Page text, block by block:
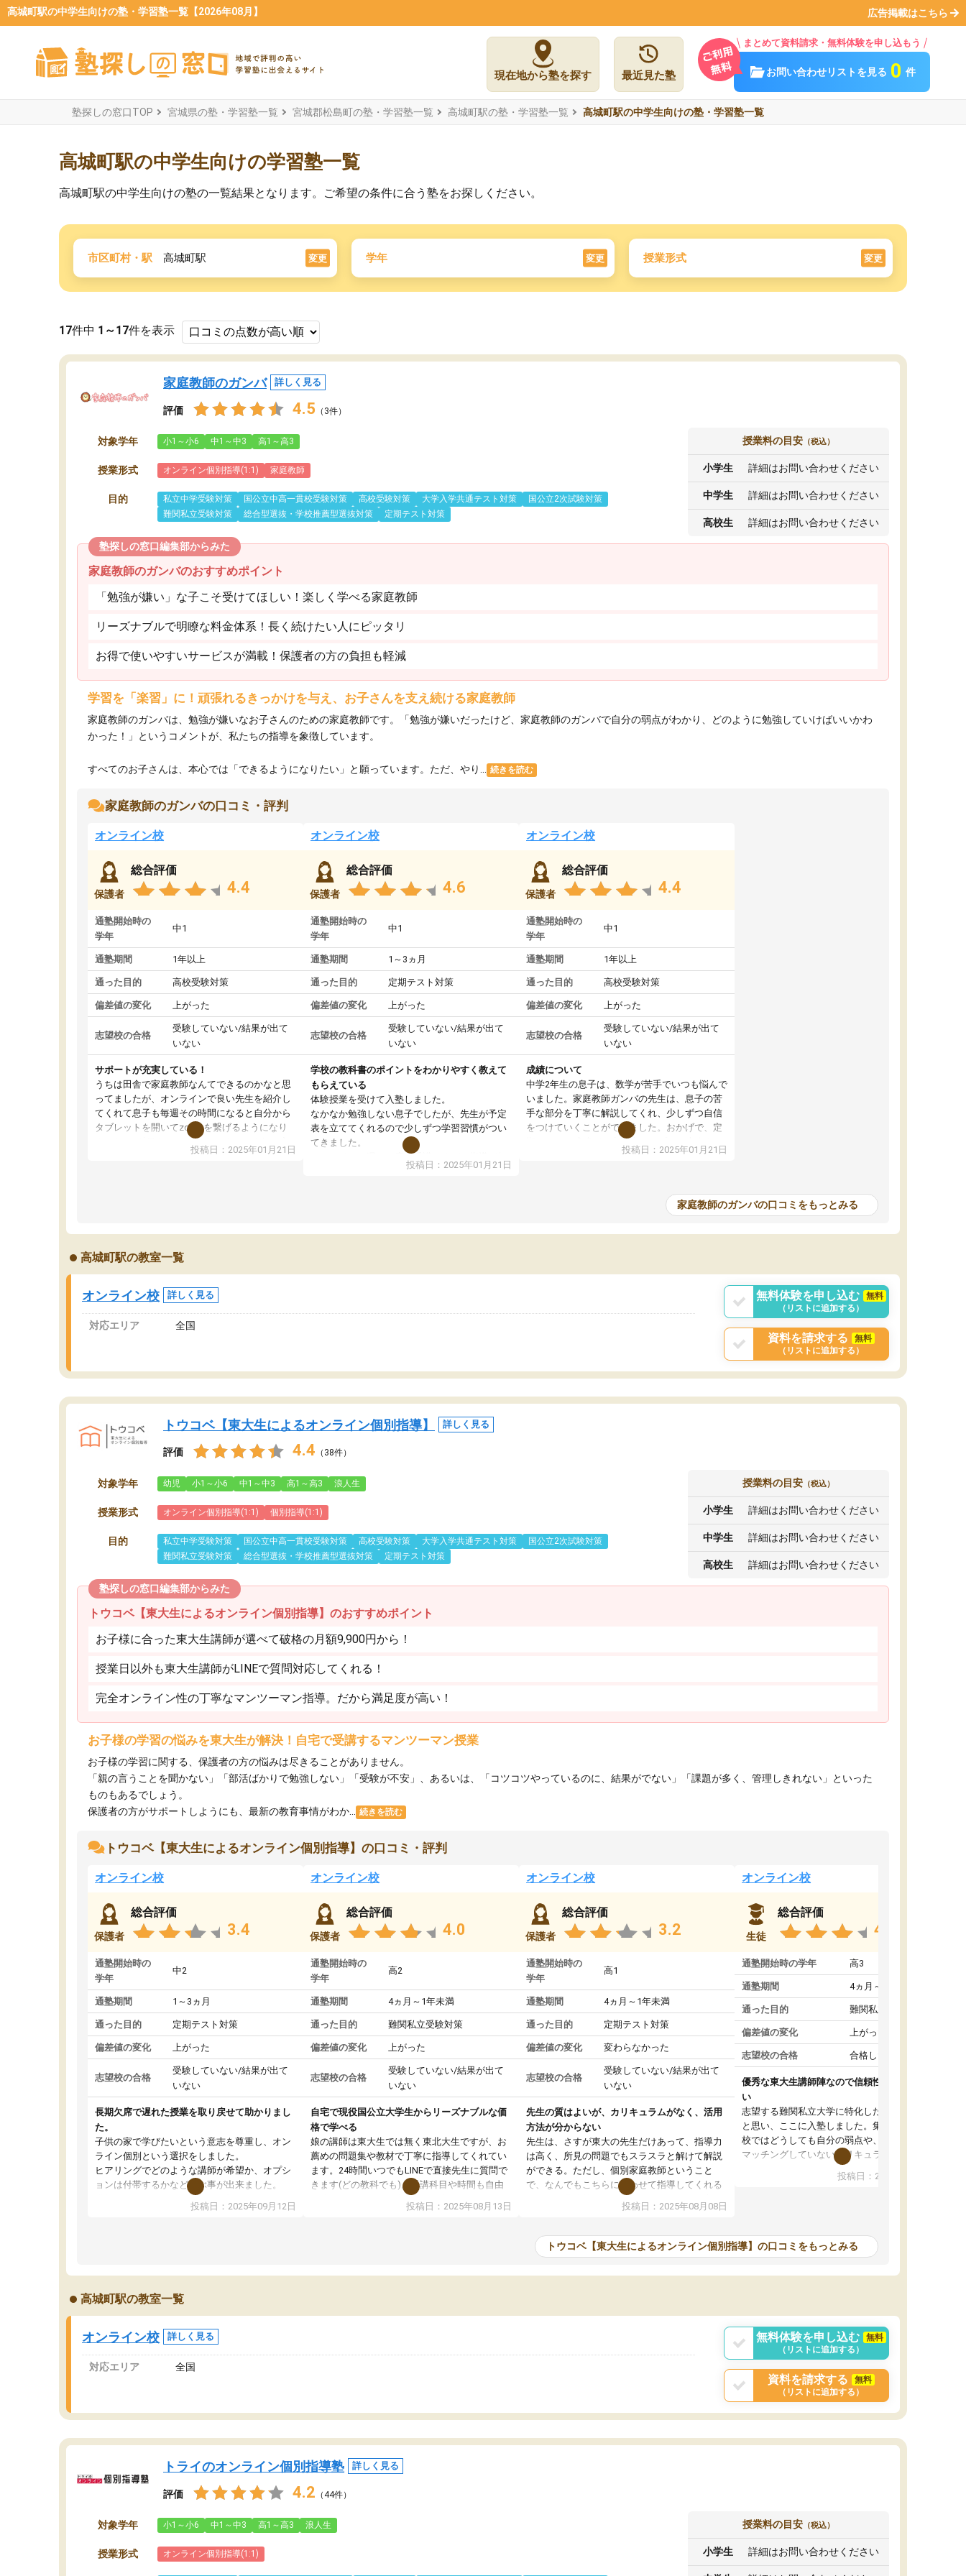
高城町駅の中学生向けの塾・学習塾一覧【2026年08月】 広告掲載はこちら
現在地から塾を探す 最近見た塾
まとめて資料請求・無料体験を申し込もう
お問い合わせリストを見る 0 件
塾探しの窓口TOP 宮城県の塾・学習塾一覧 宮城郡松島町の塾・学習塾一覧 高城町駅の塾・学習塾一覧 高城町駅の中学生向けの塾・学習塾一覧
高城町駅の中学生向けの学習塾一覧
高城町駅の中学生向けの塾の一覧結果となります。ご希望の条件に合う塾をお探しください。
市区町村・駅 高城町駅 変更 学年 変更 授業形式 変更
17件中 1～17件を表示
家庭教師のガンバ 詳しく見る
評価 4.5 （3件）
対象学年 小1～小6 中1～中3 高1～高3
授業形式 オンライン個別指導(1:1) 家庭教師
目的 私立中学受験対策 国公立中高一貫校受験対策 高校受験対策 大学入学共通テスト対策
国公立2次試験対策
難関私立受験対策
総合型選抜・学校推薦型選抜対策 定期テスト対策
授業料の目安 （税込）
小学生 詳細はお問い合わせください
中学生 詳細はお問い合わせください
高校生 詳細はお問い合わせください
塾探しの窓口編集部からみた
家庭教師のガンバのおすすめポイント
「勉強が嫌い」な子こそ受けてほしい！楽しく学べる家庭教師
リーズナブルで明瞭な料金体系！長く続けたい人にピッタリ
お得で使いやすいサービスが満載！保護者の方の負担も軽減
学習を「楽習」に！頑張れるきっかけを与え、お子さんを支え続ける家庭教師
家庭教師のガンバは、勉強が嫌いなお子さんのための家庭教師です。「勉強が嫌いだったけど、家庭教師のガンバで自分の弱点がわかり、どのように勉強していけばいいかわ
かった！」というコメントが、私たちの指導を象徴しています。
すべてのお子さんは、本心では「できるようになりたい」と願っています。ただ、やり... 続きを読む
家庭教師のガンバの口コミ・評判
オンライン校
保護者
総合評価
4.4
通塾開始時の
学年
中1
通塾期間 1年以上
通った目的 高校受験対策
偏差値の変化 上がった
志望校の合格
受験していない/結果が出て
いない
サポートが充実している！
うちは田舎で家庭教師なんてできるのかなと思
ってましたが、オンラインで良い先生を紹介し
てくれて息子も毎週その時間になると自分から
タブレットを開いてzoomを繋げるようになり
ました！5科目なんでもOKなのもとても気に入
投稿日：2025年01月21日
オンライン校
保護者
総合評価
4.6
通塾開始時の
学年
中1
通塾期間 1～3ヵ月
通った目的 定期テスト対策
偏差値の変化 上がった
志望校の合格
受験していない/結果が出て
いない
学校の教科書のポイントをわかりやすく教えて
もらえている
体験授業を受けて入塾しました。
なかなか勉強しない息子でしたが、先生が予定
表を立ててくれるので少しずつ学習習慣がつい
てきました。
オンラインで週に一度の受講ですが、指導が無
い日も予定表に基づいて勉強したり、LINEでわ
投稿日：2025年01月21日
オンライン校
保護者
総合評価
4.4
通塾開始時の
学年
中1
通塾期間 1年以上
通った目的 高校受験対策
偏差値の変化 上がった
志望校の合格
受験していない/結果が出て
いない
成績について
中学2年生の息子は、数学が苦手でいつも悩んで
いました。家庭教師ガンバの先生は、息子の苦
手な部分を丁寧に解説してくれ、少しずつ自信
をつけていくことができました。おかげで、定
期テストの成績が10点以上アップし、本人もと
投稿日：2025年01月21日
家庭教師のガンバの口コミをもっとみる
高城町駅の教室一覧
オンライン校 詳しく見る
対応エリア 全国
無料体験を申し込む
無料
（リストに追加する）
資料を請求する
無料
（リストに追加する）
トウコベ【東大生によるオンライン個別指導】 詳しく見る
評価 4.4 （38件）
対象学年 幼児 小1～小6 中1～中3 高1～高3 浪人生
授業形式 オンライン個別指導(1:1) 個別指導(1:1)
目的 私立中学受験対策 国公立中高一貫校受験対策 高校受験対策 大学入学共通テスト対策
国公立2次試験対策
難関私立受験対策
総合型選抜・学校推薦型選抜対策 定期テスト対策
授業料の目安 （税込）
小学生 詳細はお問い合わせください
中学生 詳細はお問い合わせください
高校生 詳細はお問い合わせください
塾探しの窓口編集部からみた
トウコベ【東大生によるオンライン個別指導】のおすすめポイント
お子様に合った東大生講師が選べて破格の月額9,900円から！
授業日以外も東大生講師がLINEで質問対応してくれる！
完全オンライン性の丁寧なマンツーマン指導。だから満足度が高い！
お子様の学習の悩みを東大生が解決！自宅で受講するマンツーマン授業
お子様の学習に関する、保護者の方の悩みは尽きることがありません。
「親の言うことを聞かない」「部活ばかりで勉強しない」「受験が不安」、あるいは、「コツコツやっているのに、結果がでない」「課題が多く、管理しきれない」といった
ものもあるでしょう。
保護者の方がサポートしようにも、最新の教育事情がわか...
続きを読む
トウコベ【東大生によるオンライン個別指導】の口コミ・評判
オンライン校
保護者
総合評価
3.4
通塾開始時の
学年
中2
通塾期間 1～3ヵ月
通った目的 定期テスト対策
偏差値の変化 上がった
志望校の合格
受験していない/結果が出て
いない
長期欠席で遅れた授業を取り戻せて助かりまし
た。
子供の家で学びたいという意志を尊重し、オン
ライン個別という選択をしました。
ヒアリングでどのような講師が希望か、オプシ
ョンは付帯するかなど選ぶ事が出来ました。
講師とのマッチング後講師との初回ミーティン
グを行い、その講師で良いか他の講師を希望す
オンラインツールを使用した単語帳の共有があ
り宿題もそちらで出される形でした。
2ヶ月で担当講師の方がお辞めになると言う事で
講師変更の申し出があり、あまりに短期での変
更だった為、塾に通う事にして退会しました。
遅れも取り戻せ、授業内容や講師の方は良かっ
投稿日：2025年09月12日
オンライン校
保護者
総合評価
4.0
通塾開始時の
学年
高2
通塾期間 4ヵ月～1年未満
通った目的 難関私立受験対策
偏差値の変化 上がった
志望校の合格
受験していない/結果が出て
いない
自宅で現役国公立大学生からリーズナブルな価
格で学べる
娘の講師は東大生では無く東北大生ですが、お
薦めの問題集や教材で丁寧に指導してくれてい
ます。24時間いつでもLINEで直接先生に質問で
きます(どの教科でも)。受講科目や時間も自由
に決めれるので、個人に合った勉強ができると
思います。カリキュラム相談みたいなのがあり
ます。講師も合わなければチェンジできます
投稿日：2025年08月13日
オンライン校
保護者
総合評価
3.2
通塾開始時の
学年
高1
通塾期間 4ヵ月～1年未満
通った目的 定期テスト対策
偏差値の変化 変わらなかった
志望校の合格
受験していない/結果が出て
いない
先生の質はよいが、カリキュラムがなく、活用
方法が分からない
先生は、さすが東大の先生だけあって、指導力
は高く、所見の問題でもスラスラと解けて解説
ができる。ただし、個別家庭教師ということ
で、なんでもこちらに合わせて指導してくれる
のだが、具体的なカリキュラムがない。当方
は、授業の先取り学習をするため、学校の教科
いただいたが、1時間の時間を使って進められる
範囲は限られており、それであれば自学自習で
なく、上手い活用の仕方が分からず辞めること
投稿日：2025年08月08日
オンライン校
生徒
総合評価
4.4
通塾開始時の学年 高3
通塾期間 4ヵ月～1年未満
通った目的 難関私立受験対策
偏差値の変化 上がった
志望校の合格 合格した
優秀な東大生講師陣なので信頼性や安心感が高
い
志望する難関私立大学に特化した準備をしたい
と思い、ここに入塾しました。集団指導の予備
校ではどうしても自分の弱点や、志望校対策に
マッチングしていないカリキュラムに不安を感
また受験のノウハウを蓄積している優秀な東大
ツーマン指導によって、自分の志望校にふさわ
しいオリジナルのカリキュラムを提案してくれ
と感じました。
投稿日：2024年02月19日
トウコベ【東大生によるオンライン個別指導】の口コミをもっとみる
高城町駅の教室一覧
オンライン校 詳しく見る
対応エリア 全国
無料体験を申し込む
無料
（リストに追加する）
資料を請求する
無料
（リストに追加する）
トライのオンライン個別指導塾 詳しく見る
評価 4.2 （44件）
対象学年 小1～小6 中1～中3 高1～高3 浪人生
授業形式 オンライン個別指導(1:1)
授業料の目安 （税込）
小学生 詳細はお問い合わせください